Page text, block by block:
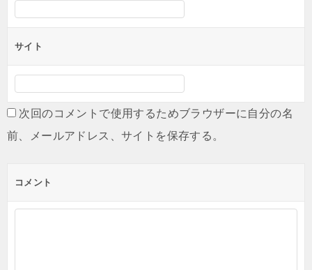
サイト
次回のコメントで使用するためブラウザーに自分の名
前、メールアドレス、サイトを保存する。
コメント